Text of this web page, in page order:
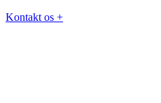
Kontakt os +